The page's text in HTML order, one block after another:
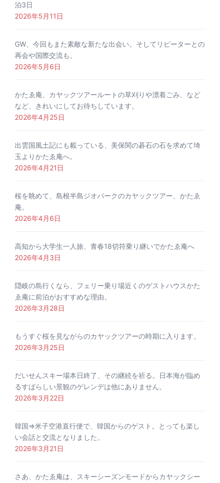
泊3日
2026年5月11日
GW、今回もまた素敵な新たな出会い。そしてリピーターとの
再会や国際交流も。
2026年5月6日
かたゑ庵、カヤックツアールートの草刈りや漂着ごみ、など
など、きれいにしてお待ちしています。
2026年4月25日
出雲国風土記にも載っている、美保関の碁石の石を求めて埼
玉よりかたゑ庵へ。
2026年4月21日
桜を眺めて、島根半島ジオパークのカヤックツアー、かたゑ
庵。
2026年4月6日
高知から大学生一人旅、青春18切符乗り継いでかたゑ庵へ
2026年4月3日
隠岐の島行くなら、フェリー乗り場近くのゲストハウスかた
ゑ庵に前泊がおすすめな理由。
2026年3月28日
もうすぐ桜を見ながらのカヤックツアーの時期に入ります。
2026年3月25日
だいせんスキー場本日終了、その継続を祈る。日本海が臨め
るすばらしい景観のゲレンデは他にありません。
2026年3月22日
韓国⇒米子空港直行便で、韓国からのゲスト。とっても楽し
い会話と交流となりました。
2026年3月21日
さあ、かたゑ庵は、スキーシーズンモードからカヤックシー